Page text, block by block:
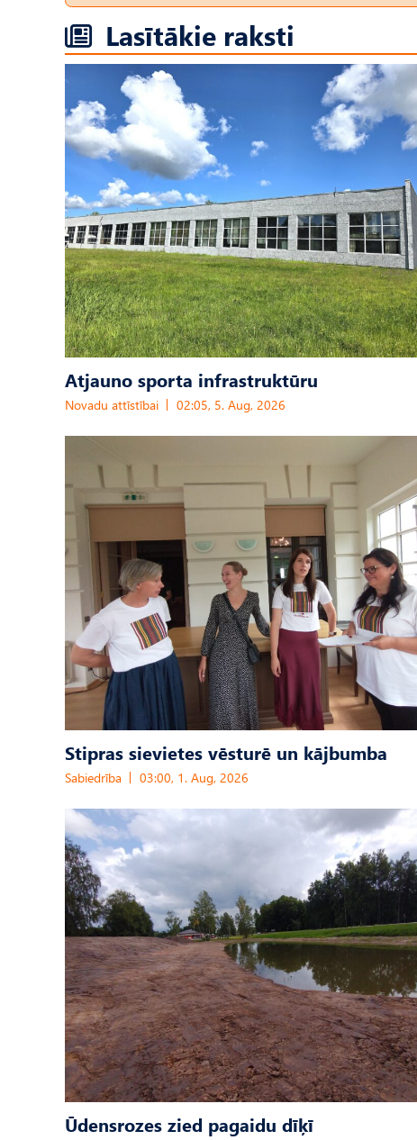
Lasītākie raksti
Atjauno sporta infrastruktūru
Novadu attīstībai 02:05, 5. Aug, 2026
Stipras sievietes vēsturē un kājbumba
Sabiedrība 03:00, 1. Aug, 2026
Ūdensrozes zied pagaidu dīķī